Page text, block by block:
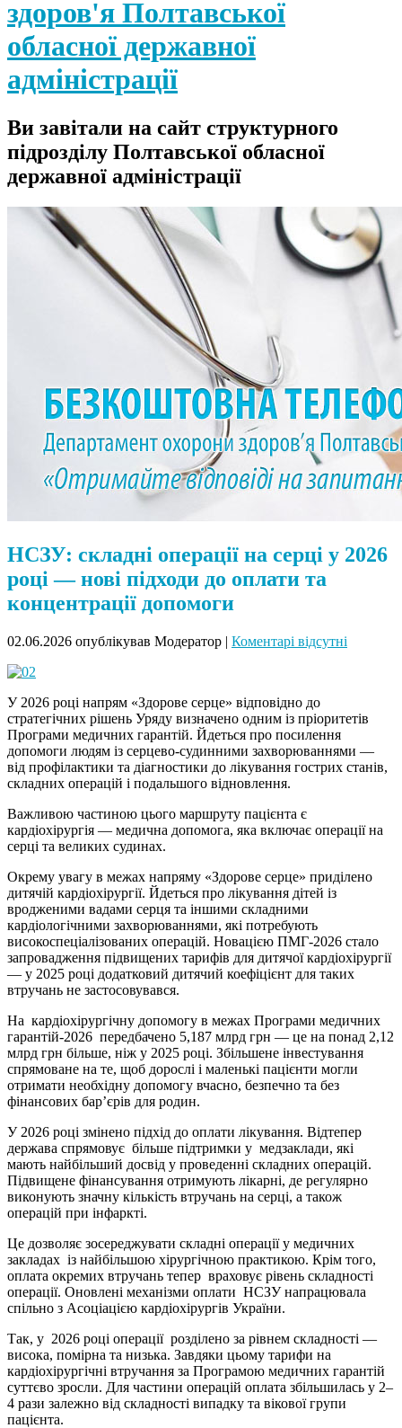
здоров'я Полтавської
обласної державної
адміністрації
Ви завітали на сайт структурного
підрозділу Полтавської обласної
державної адміністрації
НСЗУ: складні операції на серці у 2026
році — нові підходи до оплати та
концентрації допомоги
02.06.2026 опублікував Модератор | Коментарі відсутні
У 2026 році напрям «Здорове серце» відповідно до
стратегічних рішень Уряду визначено одним із пріоритетів
Програми медичних гарантій. Йдеться про посилення
допомоги людям із серцево-судинними захворюваннями —
від профілактики та діагностики до лікування гострих станів,
складних операцій і подальшого відновлення.
Важливою частиною цього маршруту пацієнта є
кардіохірургія — медична допомога, яка включає операції на
серці та великих судинах.
Окрему увагу в межах напряму «Здорове серце» приділено
дитячій кардіохірургії. Йдеться про лікування дітей із
вродженими вадами серця та іншими складними
кардіологічними захворюваннями, які потребують
високоспеціалізованих операцій. Новацією ПМГ-2026 стало
запровадження підвищених тарифів для дитячої кардіохірургії
— у 2025 році додатковий дитячий коефіцієнт для таких
втручань не застосовувався.
На кардіохірургічну допомогу в межах Програми медичних
гарантій-2026 передбачено 5,187 млрд грн — це на понад 2,12
млрд грн більше, ніж у 2025 році. Збільшене інвестування
спрямоване на те, щоб дорослі і маленькі пацієнти могли
отримати необхідну допомогу вчасно, безпечно та без
фінансових бар’єрів для родин.
У 2026 році змінено підхід до оплати лікування. Відтепер
держава спрямовує більше підтримки у медзаклади, які
мають найбільший досвід у проведенні складних операцій.
Підвищене фінансування отримують лікарні, де регулярно
виконують значну кількість втручань на серці, а також
операцій при інфаркті.
Це дозволяє зосереджувати складні операції у медичних
закладах із найбільшою хірургічною практикою. Крім того,
оплата окремих втручань тепер враховує рівень складності
операції. Оновлені механізми оплати НСЗУ напрацювала
спільно з Асоціацією кардіохірургів України.
Так, у 2026 році операції розділено за рівнем складності —
висока, помірна та низька. Завдяки цьому тарифи на
кардіохірургічні втручання за Програмою медичних гарантій
суттєво зросли. Для частини операцій оплата збільшилась у 2–
4 рази залежно від складності випадку та вікової групи
пацієнта.